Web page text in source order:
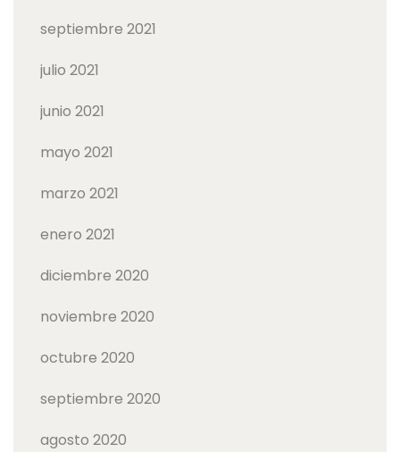
septiembre 2021
julio 2021
junio 2021
mayo 2021
marzo 2021
enero 2021
diciembre 2020
noviembre 2020
octubre 2020
septiembre 2020
agosto 2020